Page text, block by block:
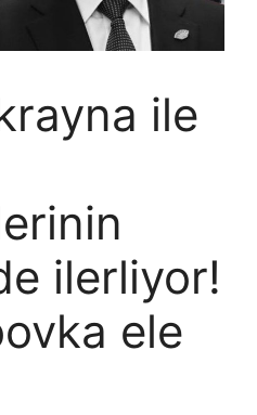
ile
ilerliyor!
ele